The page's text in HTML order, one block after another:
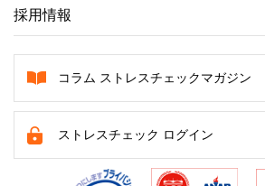
採用情報
コラム ストレスチェックマガジン
ストレスチェック ログイン